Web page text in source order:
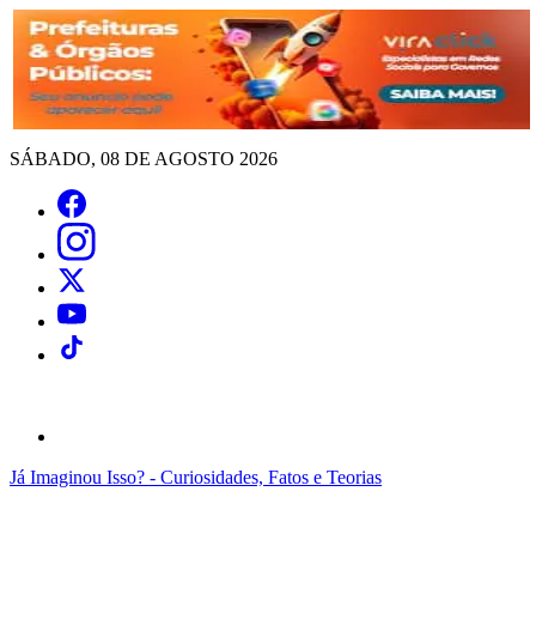
SÁBADO, 08 DE AGOSTO 2026
Já Imaginou Isso? - Curiosidades, Fatos e Teorias